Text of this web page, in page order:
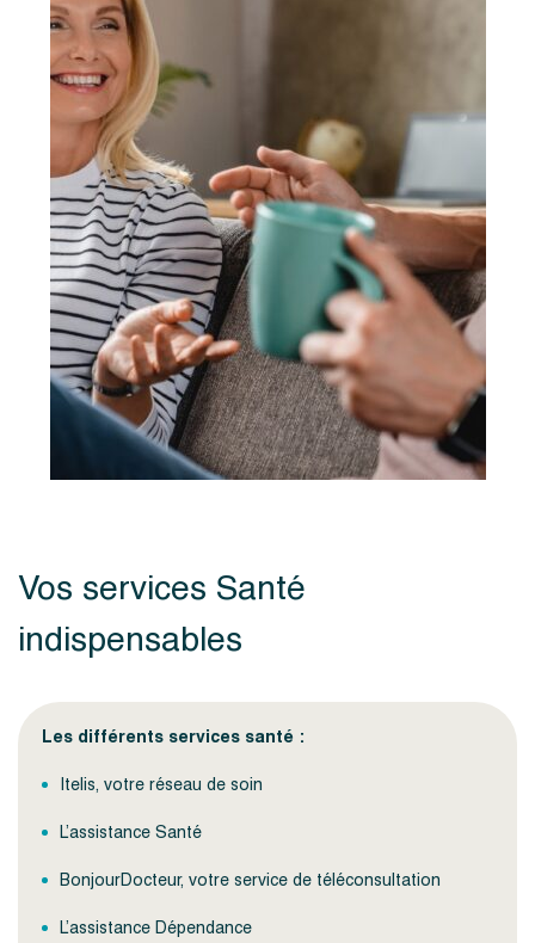
Vos services Santé
indispensables
Les différents services santé :
Itelis, votre réseau de soin
L’assistance Santé
BonjourDocteur, votre service de téléconsultation
L’assistance Dépendance